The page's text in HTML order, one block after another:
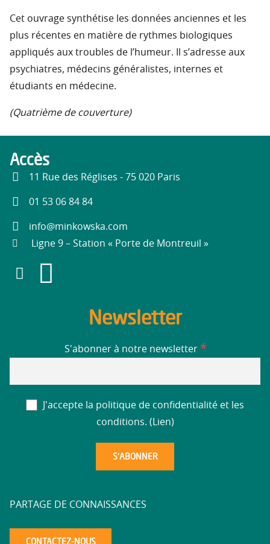
Cet ouvrage synthétise les données anciennes et les
plus récentes en matière de rythmes biologiques
appliqués aux troubles de l’humeur. Il s’adresse aux
psychiatres, médecins généralistes, internes et
étudiants en médecine.
(Quatrième de couverture)
Accès
11 Rue des Réglises - 75 020 Paris
01 53 06 84 84
info@minkowska.com
Ligne 9 – Station « Porte de Montreuil »
Newsletter
S'abonner à notre newsletter *
J'accepte la politique de confidentialité et les
conditions. ( Lien)
PARTAGE DE CONNAISSANCES
CONTACTEZ-NOUS